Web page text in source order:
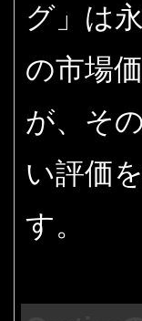
グ」は
の市場
が、そ
い評価
す。